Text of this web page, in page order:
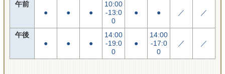
午前
●
● ●
10:00
-13:0
0
● ● ／ ／
午後
●
● ●
14:00
-19:0
0
●
14:00
-17:0
0
／ ／